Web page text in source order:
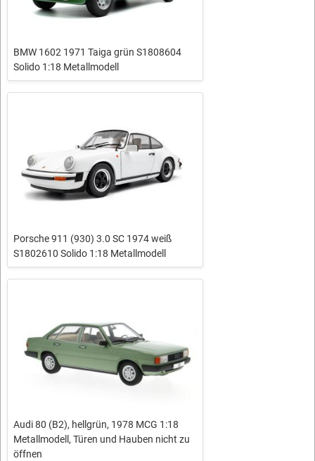
BMW 1602 1971 Taiga grün S1808604
Solido 1:18 Metallmodell
Porsche 911 (930) 3.0 SC 1974 weiß
S1802610 Solido 1:18 Metallmodell
Audi 80 (B2), hellgrün, 1978 MCG 1:18
Metallmodell, Türen und Hauben nicht zu
öffnen